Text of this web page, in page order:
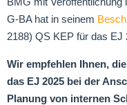
G-BA hat in seinem
2188) QS KEP für das EJ
Wir empfehlen Ihnen,
das EJ 2025 bei der
Planung von internen